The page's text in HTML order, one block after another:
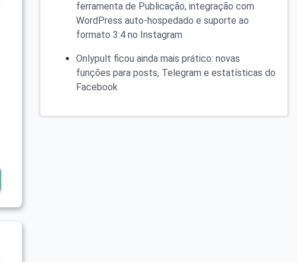
ferramenta de Publicação, integração com
WordPress auto-hospedado e suporte ao
formato 3:4 no Instagram
Onlypult ficou ainda mais prático: novas
funções para posts, Telegram e estatísticas do
Facebook